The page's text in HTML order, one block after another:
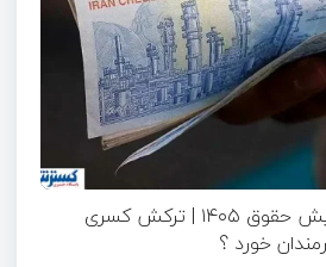
پیش بینی میزان افزایش حقوق ۱۴۰۵ | ترکش کسری
خورد ؟